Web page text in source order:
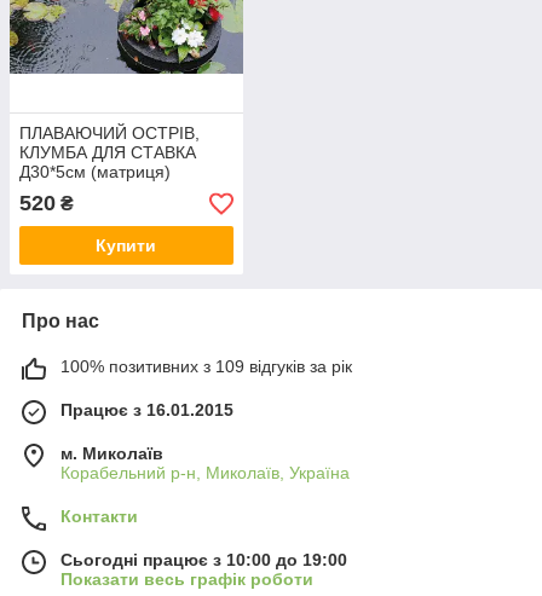
ПЛАВАЮЧИЙ ОСТРІВ,
КЛУМБА ДЛЯ СТАВКА
Д30*5см (матриця)
520 ₴
Купити
Про нас
100% позитивних з 109 відгуків за рік
Працює з 16.01.2015
м. Миколаїв
Корабельний р-н, Миколаїв, Україна
Контакти
Сьогодні працює з 10:00 до 19:00
Показати весь графік роботи